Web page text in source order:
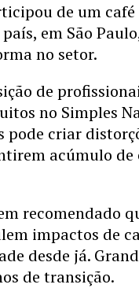
de um
em São
no setor.
de
no Simples
criar
acúmulo de
recomendado
impactos de
desde já.
de transição.